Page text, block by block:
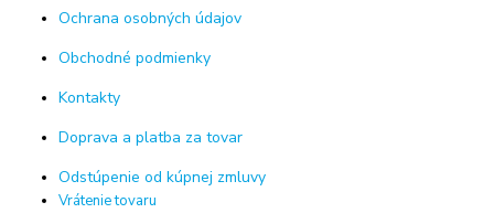
Ochrana osobných údajov
Obchodné podmienky
Kontakty
Doprava a platba za tovar
Odstúpenie od kúpnej zmluvy
Vrátenie tovaru